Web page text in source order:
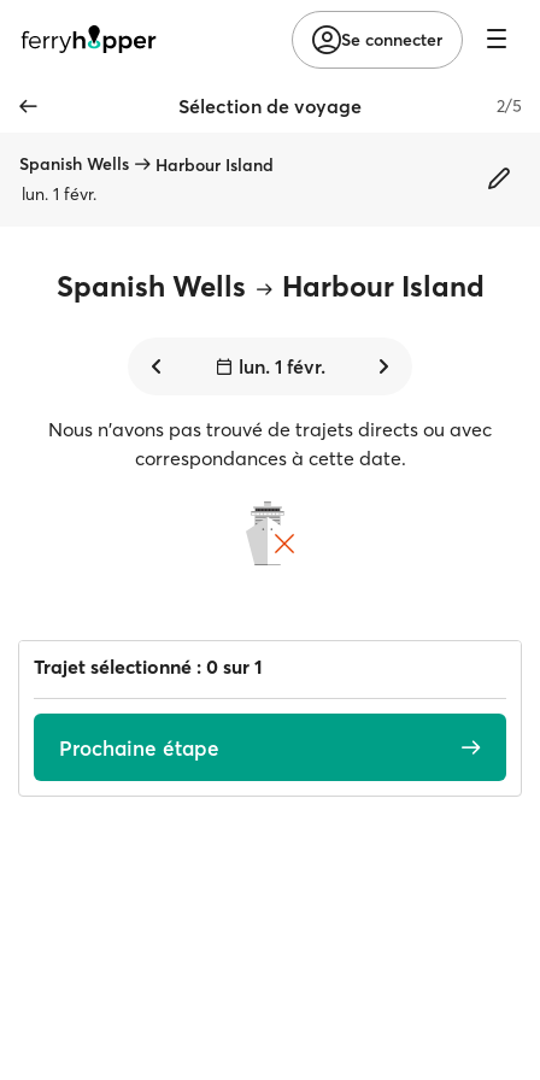
Se connecter
Sélection de voyage 2/5
Spanish Wells
Harbour Island
lun. 1 févr.
Spanish Wells Harbour Island
lun. 1 févr.
Nous n'avons pas trouvé de trajets directs ou avec
correspondances à cette date.
Trajet sélectionné : 0 sur 1
Prochaine étape